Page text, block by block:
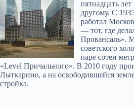
пятнадцать
другому. С
работал
— тот, где
Провансаль».
советского
паре сотен
«Level Причального». В 2010 году
Лыткарино, а на освободившейся
стройка.